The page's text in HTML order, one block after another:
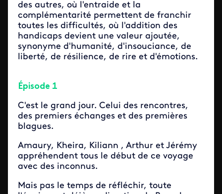
des autres, où l'entraide et la
complémentarité permettent de franchir
toutes les difficultés, où l'addition des
handicaps devient une valeur ajoutée,
synonyme d'humanité, d'insouciance, de
liberté, de résilience, de rire et d'émotions.
Épisode 1
C'est le grand jour. Celui des rencontres,
des premiers échanges et des premières
blagues.
Amaury, Kheira, Kiliann , Arthur et Jérémy
appréhendent tous le début de ce voyage
avec des inconnus.
Mais pas le temps de réfléchir, toute